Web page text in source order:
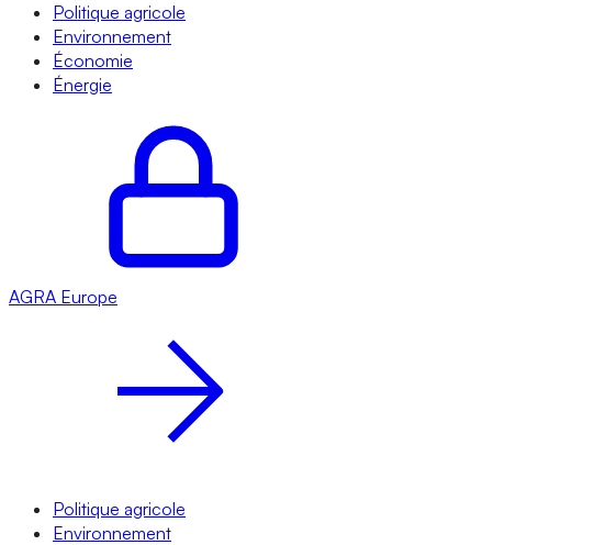
Politique agricole
Environnement
Économie
Énergie
AGRA Europe
Politique agricole
Environnement